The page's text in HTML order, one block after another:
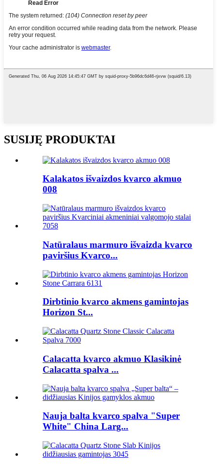
SUSIJĘ PRODUKTAI
Kalakatos išvaizdos kvarco akmuo
008
Natūralaus marmuro išvaizda kvarco
paviršius Kvarco...
Dirbtinio kvarco akmens gamintojas
Horizon St...
Calacatta kvarco akmuo Klasikinė
Calacatta spalva ...
Nauja balta kvarco spalva "Super
White" China Larg...